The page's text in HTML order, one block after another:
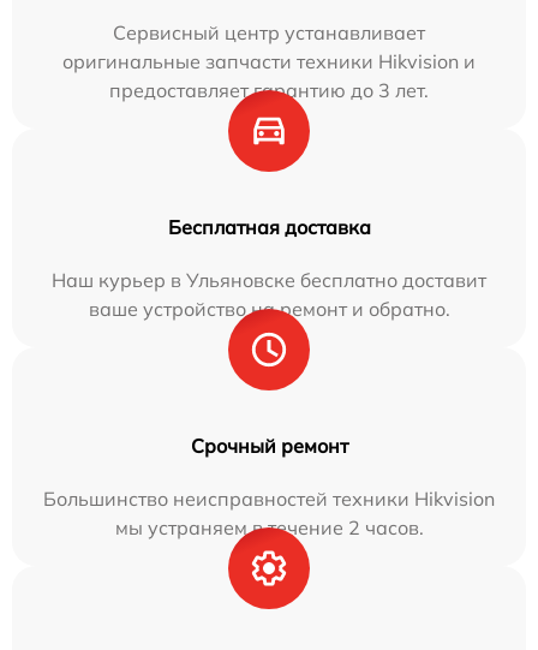
Сервисный центр устанавливает
оригинальные запчасти техники Hikvision и
предоставляет гарантию до 3 лет.
Бесплатная доставка
Наш курьер в Ульяновске бесплатно доставит
ваше устройство на ремонт и обратно.
Срочный ремонт
Большинство неисправностей техники Hikvision
мы устраняем в течение 2 часов.